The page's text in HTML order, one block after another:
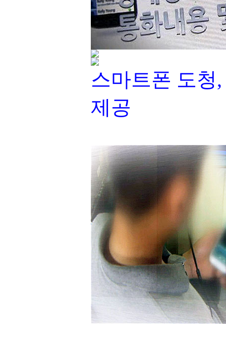
스마트폰 도청
제공